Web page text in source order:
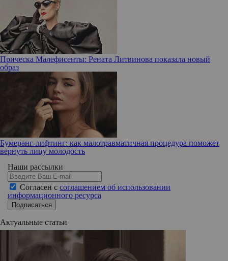
Прическа Малефисенты: Рената Литвинова показала новый
образ
Бумеранг-лифтинг: как малотравматичная процедура поможет
вернуть лицу молодость
Наши рассылки
Согласен с соглашением об использовании
информационного ресурса
Подписаться
Актуальные статьи